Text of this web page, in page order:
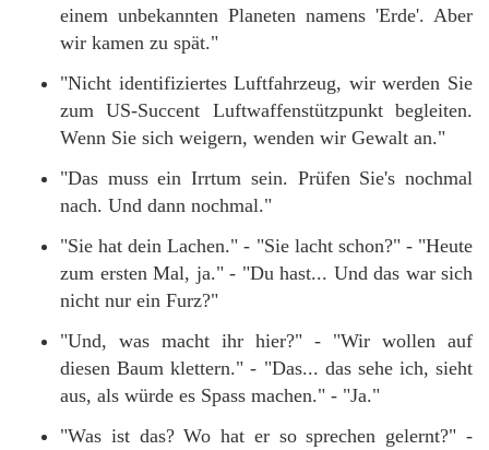
einem unbekannten Planeten namens 'Erde'. Aber
wir kamen zu spät."
"Nicht identifiziertes Luftfahrzeug, wir werden Sie
zum US-Succent Luftwaffenstützpunkt begleiten.
Wenn Sie sich weigern, wenden wir Gewalt an."
"Das muss ein Irrtum sein. Prüfen Sie's nochmal
nach. Und dann nochmal."
"Sie hat dein Lachen." - "Sie lacht schon?" - "Heute
zum ersten Mal, ja." - "Du hast... Und das war sich
nicht nur ein Furz?"
"Und, was macht ihr hier?" - "Wir wollen auf
diesen Baum klettern." - "Das... das sehe ich, sieht
aus, als würde es Spass machen." - "Ja."
"Was ist das? Wo hat er so sprechen gelernt?" -